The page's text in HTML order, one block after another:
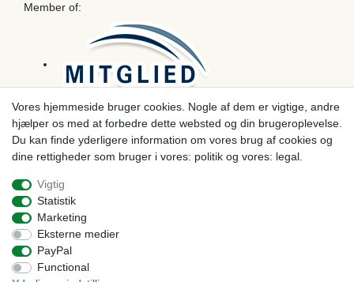
Member of:
Betaling
Vores hjemmeside bruger cookies. Nogle af dem er vigtige, andre
hjælper os med at forbedre dette websted og din brugeroplevelse.
Du kan finde yderligere information om vores brug af cookies og
dine rettigheder som bruger i vores: politik og vores: legal.
Vigtig
Statistik
Marketing
Eksterne medier
PayPal
Functional